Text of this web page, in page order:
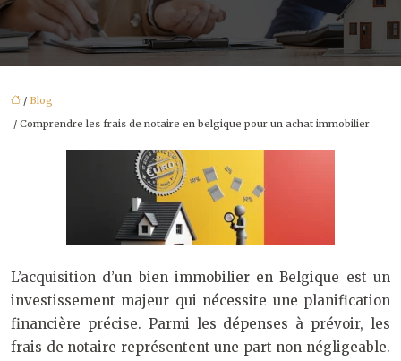
/ Blog
/ Comprendre les frais de notaire en belgique pour un achat immobilier
L’acquisition d’un bien immobilier en Belgique est un
investissement majeur qui nécessite une planification
financière précise. Parmi les dépenses à prévoir, les
frais de notaire représentent une part non négligeable.